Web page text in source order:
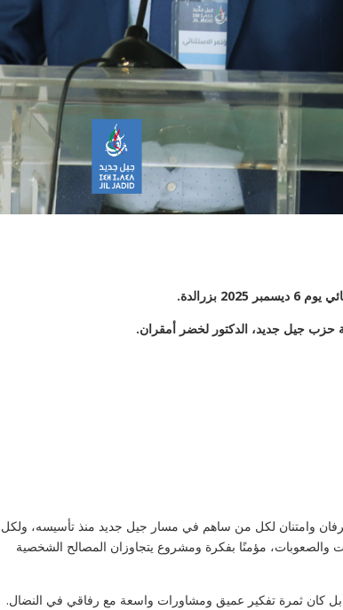
2025 بزرالدة.
جيل جديد، الدكتور لخضر أمقران.
عرفان وامتنان لكل من ساهم في مسار جيل جديد منذ تأسيسه، ولكل
والصعوبات، مؤمنًا بفكرة ومشروع يتجاوزان المصالح الشخصية
كان ثمرة تفكير عميق ومشاورات واسعة مع رفاقي في النضال.